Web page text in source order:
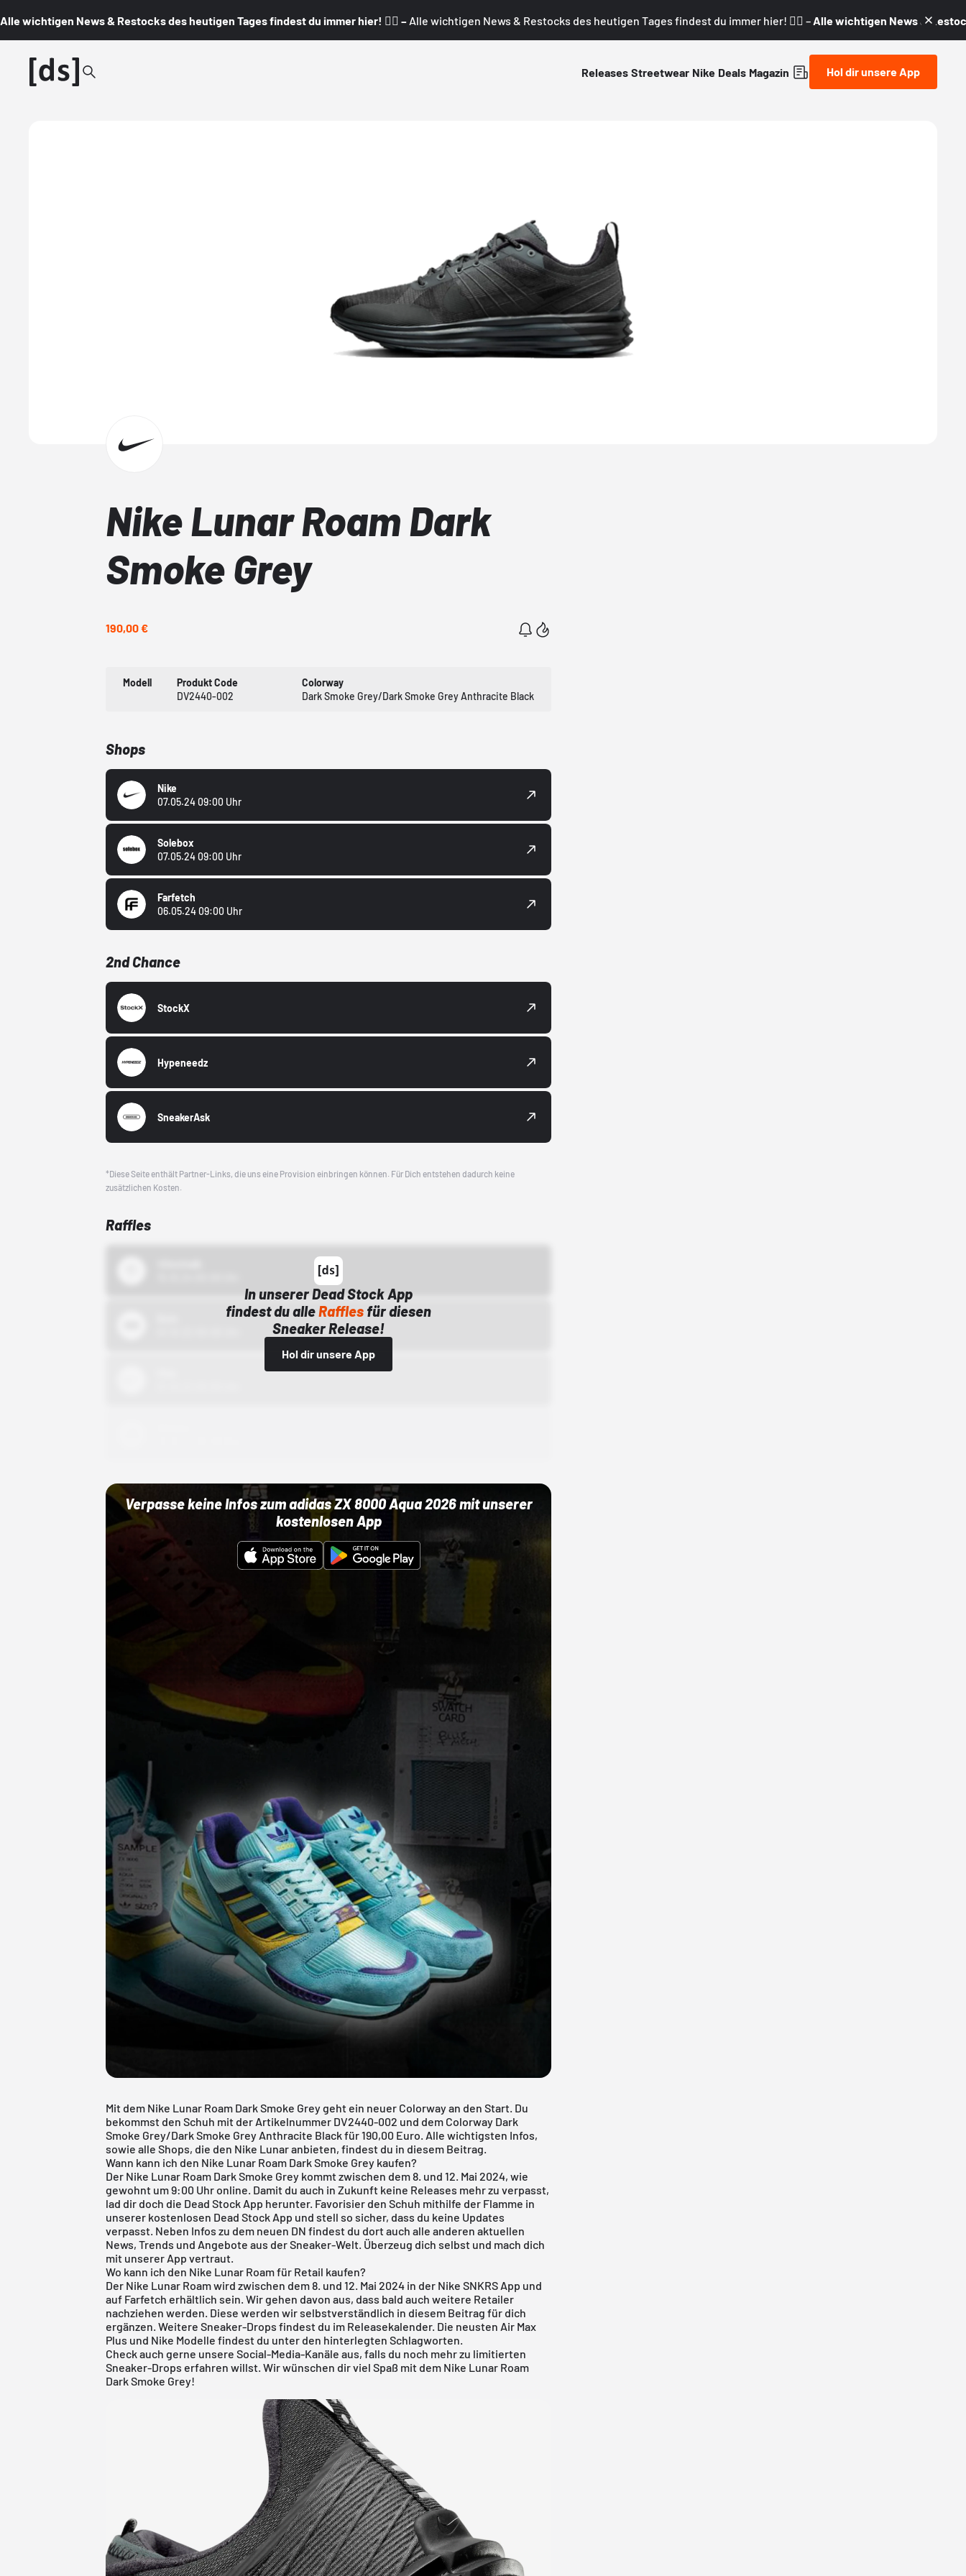
Alle wichtigen News & Restocks des heutigen Tages findest du immer hier! 👇🏼 – Alle wichtigen News & Restocks des heutigen Tages findest du immer hier! 👇🏼 – Alle wichtigen News &
Releases Streetwear Nike Deals Magazin Hol dir unsere App
Nike Lunar Roam Dark
Smoke Grey
190,00 €
Modell
Produkt Code
DV2440-002
Colorway
Dark Smoke Grey/Dark Smoke Grey Anthracite Black
Shops
Nike
07.05.24 09:00 Uhr
Solebox
07.05.24 09:00 Uhr
Farfetch
06.05.24 09:00 Uhr
2nd Chance
StockX
Hypeneedz
SneakerAsk
*Diese Seite enthält Partner-Links, die uns eine Provision einbringen können. Für Dich entstehen dadurch keine
zusätzlichen Kosten.
Raffles
In unserer Dead Stock App
findest du alleRaffles für diesen
Sneaker Release!
Hol dir unsere App
Verpasse keine Infos zum adidas ZX 8000 Aqua 2026 mit unserer
kostenlosen App
Mit dem Nike Lunar Roam Dark Smoke Grey geht ein neuer Colorway an den Start. Du
bekommst den Schuh mit der Artikelnummer DV2440-002 und dem Colorway Dark
Smoke Grey/Dark Smoke Grey Anthracite Black für 190,00 Euro. Alle wichtigsten Infos,
sowie alle Shops, die den Nike Lunar anbieten, findest du in diesem Beitrag.
Wann kann ich den Nike Lunar Roam Dark Smoke Grey kaufen?
Der Nike Lunar Roam Dark Smoke Grey kommt zwischen dem 8. und 12. Mai 2024, wie
gewohnt um 9:00 Uhr online. Damit du auch in Zukunft keine Releases mehr zu verpasst,
lad dir doch die Dead Stock App herunter. Favorisier den Schuh mithilfe der Flamme in
unserer kostenlosen Dead Stock App und stell so sicher, dass du keine Updates
verpasst. Neben Infos zu dem neuen DN findest du dort auch alle anderen aktuellen
News, Trends und Angebote aus der Sneaker-Welt. Überzeug dich selbst und mach dich
mit unserer App vertraut.
Wo kann ich den Nike Lunar Roam für Retail kaufen?
Der Nike Lunar Roam wird zwischen dem 8. und 12. Mai 2024 in der Nike SNKRS App und
auf Farfetch erhältlich sein. Wir gehen davon aus, dass bald auch weitere Retailer
nachziehen werden. Diese werden wir selbstverständlich in diesem Beitrag für dich
ergänzen. Weitere Sneaker-Drops findest du im Releasekalender. Die neusten Air Max
Plus und Nike Modelle findest du unter den hinterlegten Schlagworten.
Check auch gerne unsere Social-Media-Kanäle aus, falls du noch mehr zu limitierten
Sneaker-Drops erfahren willst. Wir wünschen dir viel Spaß mit dem Nike Lunar Roam
Dark Smoke Grey!